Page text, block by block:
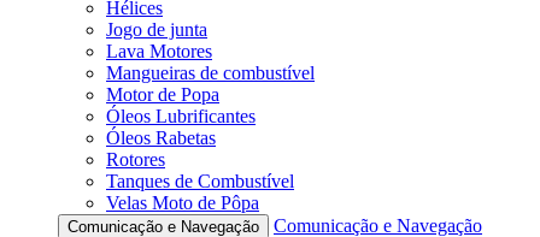
Hélices
Jogo de junta
Lava Motores
Mangueiras de combustível
Motor de Popa
Óleos Lubrificantes
Óleos Rabetas
Rotores
Tanques de Combustível
Velas Moto de Pôpa
Comunicação e Navegação
Comunicação e Navegação